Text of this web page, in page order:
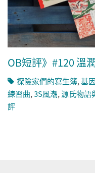
OB短評》#120 溫
探險家們的寫生簿,基因
練習曲,3S風潮,源氏物語
評